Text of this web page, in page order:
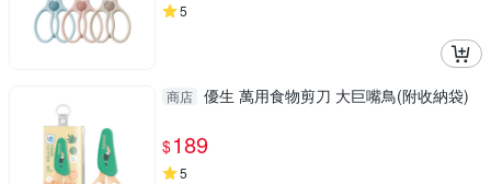
5
商店 優生 萬用食物剪刀 大巨嘴鳥(附收納袋)
$189
5